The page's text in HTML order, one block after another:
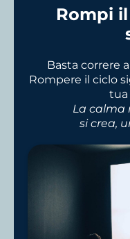
Rompi
Basta correre
Rompere il ciclo
tua
La calma
si crea,